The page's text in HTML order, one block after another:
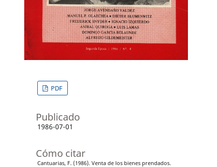
PDF
Publicado
1986-07-01
Cómo citar
Cantuarias, F. (1986). Venta de los bienes prendados.